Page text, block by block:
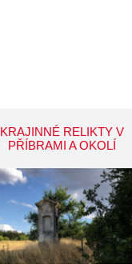
KRAJINNÉ RELIKTY V
PŘÍBRAMI A OKOLÍ